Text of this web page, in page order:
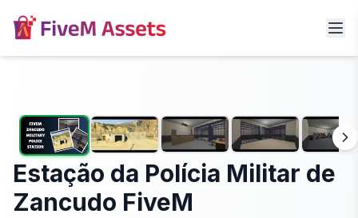
Estação da Polícia Militar de
Zancudo FiveM